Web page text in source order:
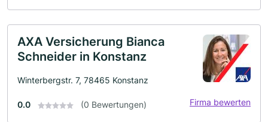
AXA Versicherung Bianca
Schneider in Konstanz
Winterbergstr. 7, 78465 Konstanz
0.0 (0 Bewertungen) Firma bewerten